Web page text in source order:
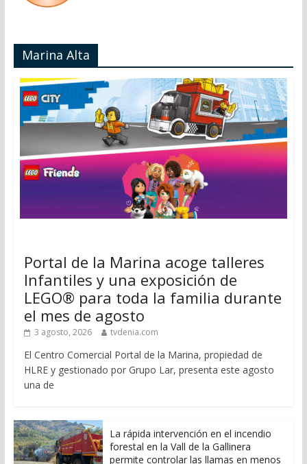
Marina Alta
Portal de la Marina acoge talleres
Infantiles y una exposición de
LEGO® para toda la familia durante
el mes de agosto
3 agosto, 2026 tvdenia.com
El Centro Comercial Portal de la Marina, propiedad de
HLRE y gestionado por Grupo Lar, presenta este agosto
una de
La rápida intervención en el incendio
forestal en la Vall de la Gallinera
permite controlar las llamas en menos